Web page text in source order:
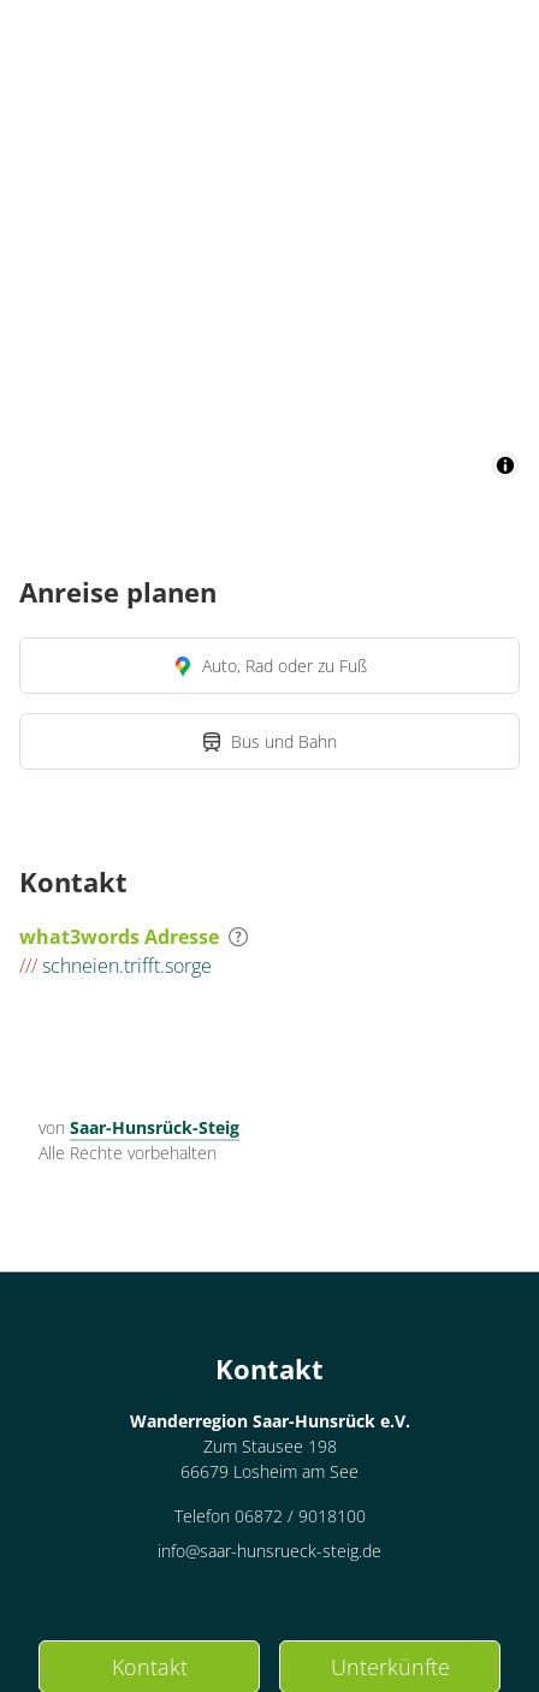
Anreise planen
Auto, Rad oder zu Fuß
Bus und Bahn
Kontakt
what3words Adresse
///schneien.trifft.sorge
von Saar-Hunsrück-Steig
Alle Rechte vorbehalten
Kontakt
Wanderregion Saar-Hunsrück e.V.
Zum Stausee 198
66679 Losheim am See
Telefon 06872 / 9018100
info@saar-hunsrueck-steig.de
Kontakt Unterkünfte